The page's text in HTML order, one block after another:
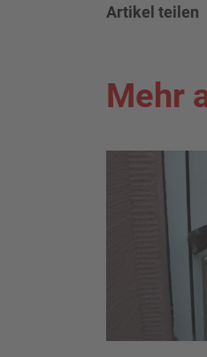
Artikel teilen
Mehr